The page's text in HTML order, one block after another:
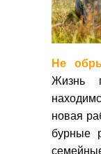
Не
Жизнь
новая
бурные